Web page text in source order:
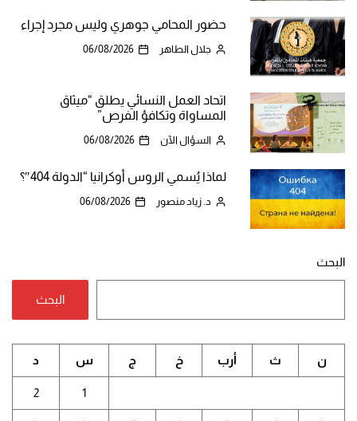
حضور المحامي جوهري وليس مجرد إجراء
جلال الطاهر 06/08/2026
اتحاد العمل النسائي يطلق “ميثاق
المساواة وتكافؤ الفرص”
السؤال الآن 06/08/2026
لماذا يُسمي الروس أوكرانيا “الدولة 404″؟
د. زياد منصور 06/08/2026
البحث
البحث
ن ث أرب خ ج س د
1
2